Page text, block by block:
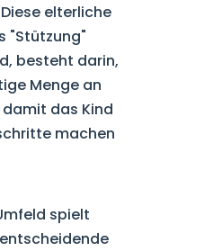
elterliche
"Stützung"
besteht darin,
Menge an
das Kind
machen
spielt